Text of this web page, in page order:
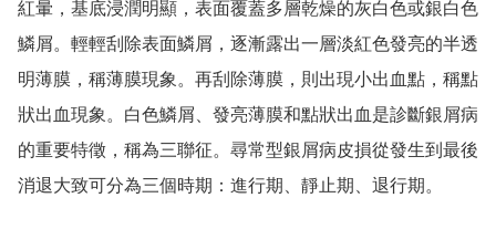
紅暈，基底浸潤明顯，表面覆蓋多層乾燥的灰白色或銀白色
鱗屑。輕輕刮除表面鱗屑，逐漸露出一層淡紅色發亮的半透
明薄膜，稱薄膜現象。再刮除薄膜，則出現小出血點，稱點
狀出血現象。白色鱗屑、發亮薄膜和點狀出血是診斷銀屑病
的重要特徵，稱為三聯征。尋常型銀屑病皮損從發生到最後
消退大致可分為三個時期：進行期、靜止期、退行期。